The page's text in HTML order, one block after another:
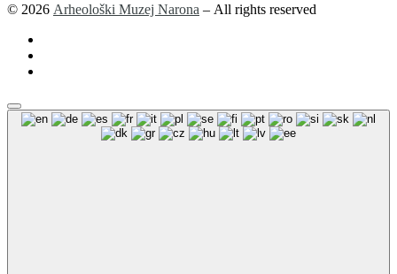
© 2026 Arheološki Muzej Narona – All rights reserved